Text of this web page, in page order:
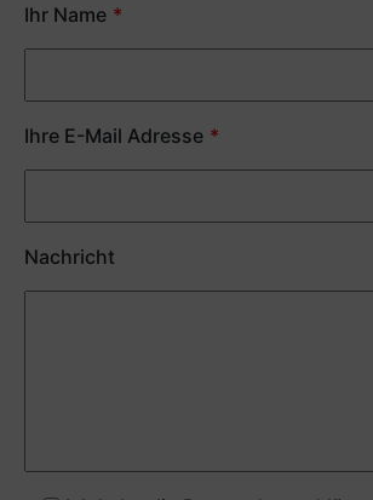
Ihr Name
Ihre E-Mail Adresse
Nachricht